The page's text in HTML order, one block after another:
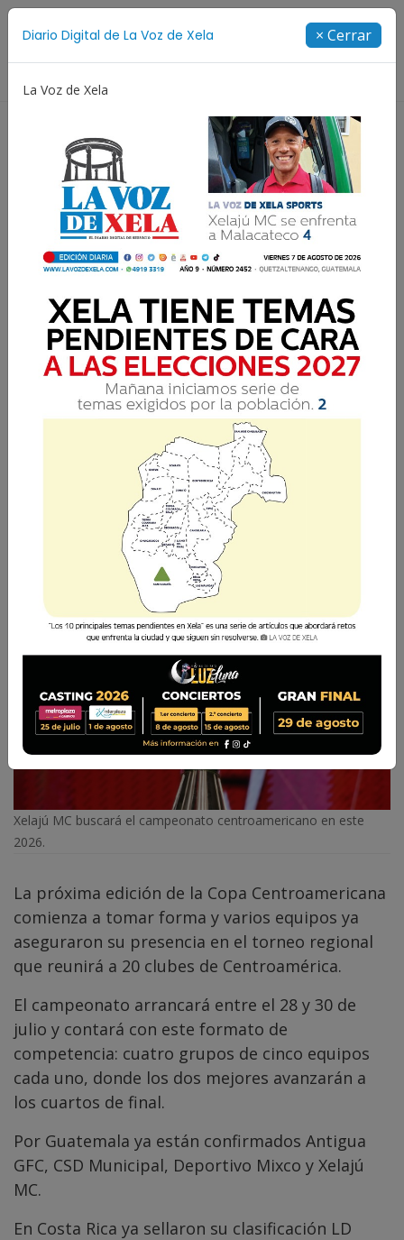
Diario Digital de La Voz de Xela × Cerrar
La Voz de Xela
Así marcha la lista de
clasificados a la Copa
Centroamericana 2026
El sorteo oficial de grupos se realizará el
próximo 26 de mayo, donde los equipos
conocerán a sus rivales en la fase inicial del
torneo organizado por la Concacaf.
La Voz de Xela 12 Mayo 2026 14:33
Xelajú MC buscará el campeonato centroamericano en este
2026.
La próxima edición de la Copa Centroamericana
comienza a tomar forma y varios equipos ya
aseguraron su presencia en el torneo regional
que reunirá a 20 clubes de Centroamérica.
El campeonato arrancará entre el 28 y 30 de
julio y contará con este formato de
competencia: cuatro grupos de cinco equipos
cada uno, donde los dos mejores avanzarán a
los cuartos de final.
Por Guatemala ya están confirmados Antigua
GFC, CSD Municipal, Deportivo Mixco y Xelajú
MC.
En Costa Rica ya sellaron su clasificación LD